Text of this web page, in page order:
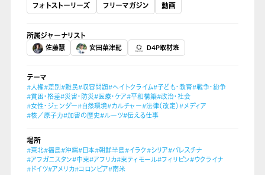
フォトストーリーズ
フリーマガジン 動画
所属ジャーナリスト
佐藤慧 安田菜津紀 D4P取材班
テーマ
#人権#差別#難民#収容問題#ヘイトクライム#子ども・教育#戦争・紛争
#貧困・格差#災害・防災#医療・ケア#平和構築#政治・社会
#女性・ジェンダー#自然環境#カルチャー#法律（改定）#メディア
#核／原子力#加害の歴史#ルーツ#伝える仕事
場所
#東北#福島#沖縄#日本#朝鮮半島#イラク#シリア#パレスチナ
#アフガニスタン#中東#アフリカ#東ティモール#フィリピン#ウクライナ
#ドイツ#アメリカ#コロンビア#南米